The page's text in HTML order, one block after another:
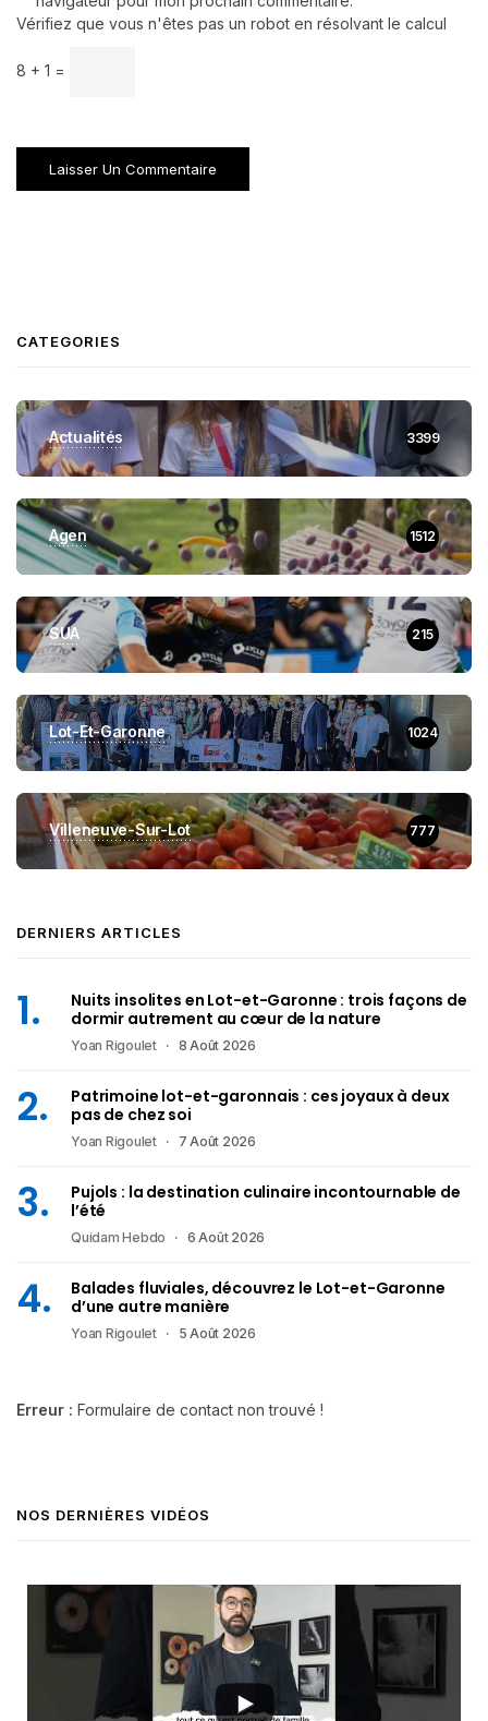
Vérifiez que vous n'êtes pas un robot en résolvant le calcul
8 + 1 =
CATEGORIES
Actualités 3399
Agen 1512
SUA 215
Lot-Et-Garonne 1024
Villeneuve-Sur-Lot 777
DERNIERS ARTICLES
Nuits insolites en Lot-et-Garonne : trois façons de
dormir autrement au cœur de la nature
Yoan Rigoulet 8 Août 2026
Patrimoine lot-et-garonnais : ces joyaux à deux
pas de chez soi
Yoan Rigoulet 7 Août 2026
Pujols : la destination culinaire incontournable de
l’été
Quidam Hebdo 6 Août 2026
Balades fluviales, découvrez le Lot-et-Garonne
d’une autre manière
Yoan Rigoulet 5 Août 2026
Erreur : Formulaire de contact non trouvé !
NOS DERNIÈRES VIDÉOS